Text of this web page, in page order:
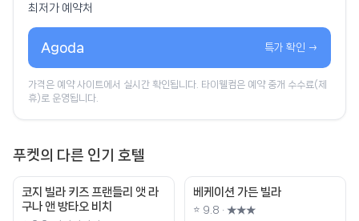
최저가 예약처
Agoda 특가 확인 →
가격은 예약 사이트에서 실시간 확인됩니다. 타이웰컴은 예약 중개 수수료(제
휴)로 운영됩니다.
푸켓의 다른 인기 호텔
코지 빌라 키즈 프랜들리 앳 라
구나 앤 방타오 비치
베케이션 가든 빌라
⭐ 9.8 · ★★★